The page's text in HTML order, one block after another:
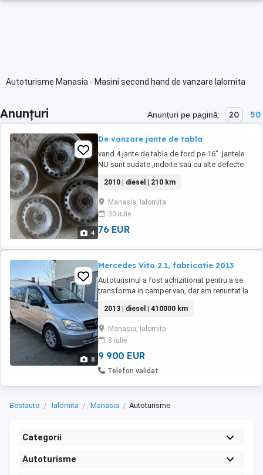
Autoturisme Manasia - Masini second hand de vanzare Ialomita
Anunțuri Anunțuri pe pagină: 20 50
4
De vanzare jante de tabla
vand 4 jante de tabla de ford pe 16" .jantele
NU sunt sudate ,indoite sau cu alte defecte
2010 | diesel | 210 km
Manasia, Ialomita
30 iulie
76 EUR
8
Mercedes Vito 2.1, fabricatie 2013
Autoturismul a fost achizitionat pentru a se
transforma in camper van, dar am renuntat la
laterale pe ambele parti. Nu detin toate
banchetele pentru pasageri, doar ce se vede
in poze. Motorul a fost schimbat de vechiul
proprietar, apare pe carte si talon ...
2013 | diesel | 410000 km
Manasia, Ialomita
8 iulie
9 900 EUR
Telefon validat
Bestauto Ialomita Manasia Autoturisme
Categorii
Autoturisme